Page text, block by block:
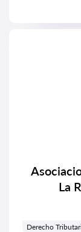
La
Derecho